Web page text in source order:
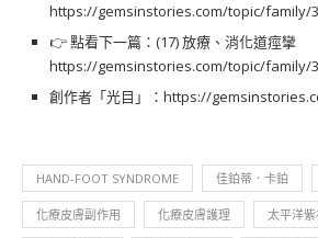
https://gemsinstories.com/topic/family/
👉 點看下一篇：(17) 放療、消化道痙攣
https://gemsinstories.com/topic/family/
創作者「光目」： https://
HAND-FOOT SYNDROME 佳鉑蒂．卡鉑
化療皮膚副作用 化療皮膚護理 太平洋